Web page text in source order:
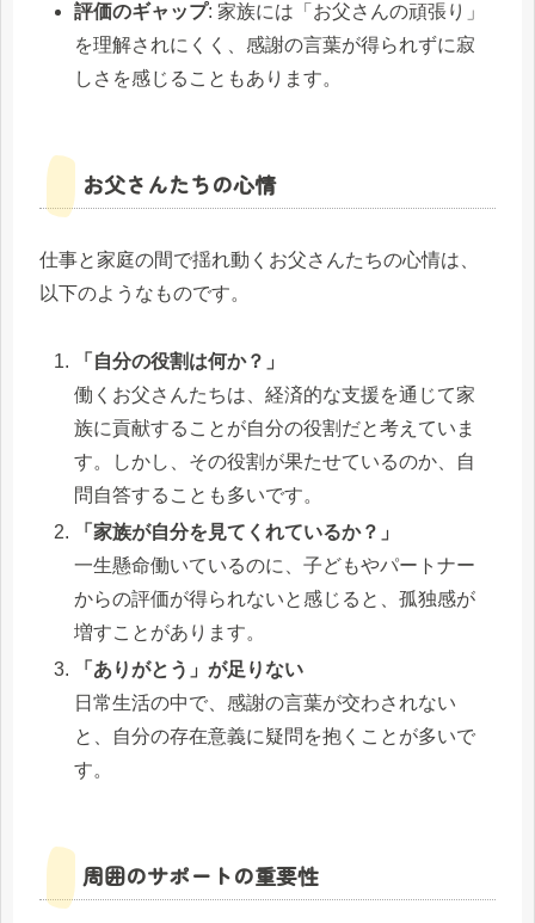
評価のギャップ: 家族には「お父さんの頑張り」
を理解されにくく、感謝の言葉が得られずに寂
しさを感じることもあります。
お父さんたちの心情
仕事と家庭の間で揺れ動くお父さんたちの心情は、
以下のようなものです。
「自分の役割は何か？」
働くお父さんたちは、経済的な支援を通じて家
族に貢献することが自分の役割だと考えていま
す。しかし、その役割が果たせているのか、自
問自答することも多いです。
「家族が自分を見てくれているか？」
一生懸命働いているのに、子どもやパートナー
からの評価が得られないと感じると、孤独感が
増すことがあります。
「ありがとう」が足りない
日常生活の中で、感謝の言葉が交わされない
と、自分の存在意義に疑問を抱くことが多いで
す。
周囲のサポートの重要性